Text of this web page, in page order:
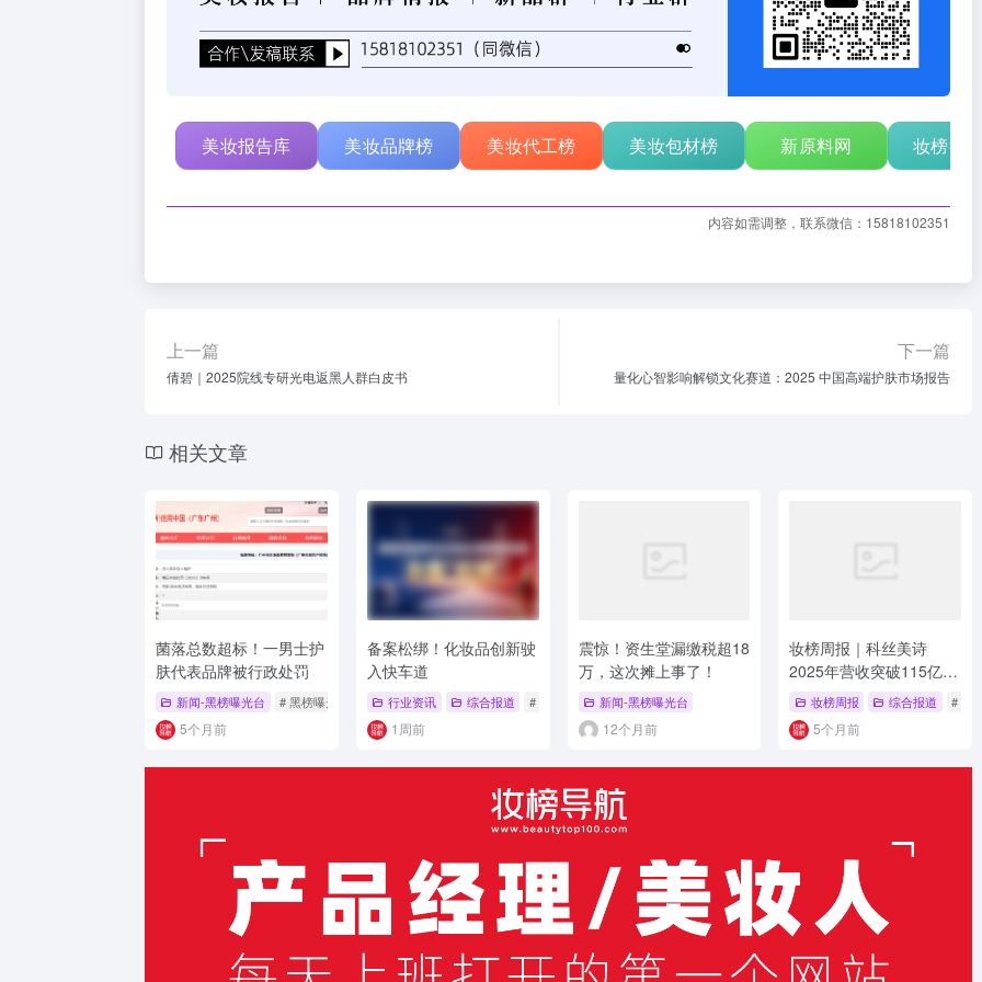
美妆报告库 美妆品牌榜 美妆代工榜 美妆包材榜 新原料网 妆榜行
内容如需调整，联系微信：15818102351
上一篇
倩碧｜2025院线专研光电返黑人群白皮书
下一篇
量化心智影响解锁文化赛道：2025 中国高端护肤市场报告
相关文章
菌落总数超标！一男士护
肤代表品牌被行政处罚
新闻-黑榜曝光台 # 黑榜曝光
5个月前
备案松绑！化妆品创新驶
入快车道
行业资讯 综合报道 # 法规合规 # 化妆品注册备案
1周前
震惊！资生堂漏缴税超18
万，这次摊上事了！
新闻-黑榜曝光台
12个月前
妆榜周报｜科丝美诗
2025年营收突破115亿
元；广州花都区出台化妆
品产业新政；资生堂中国
与美丽田园达成战略合作
妆榜周报 综合报道 # 妆
5个月前